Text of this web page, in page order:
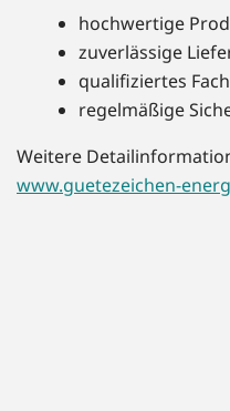
hochwertige
zuverlässige
qualifiziertes
regelmäßige
Weitere
www.guetezeichen-